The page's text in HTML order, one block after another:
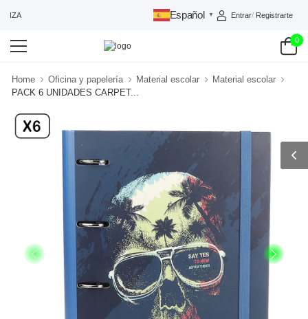
Español ▼ Entrar/ Registrarte
0
Home Oficina y papelería Material escolar
Material escolar
PACK 6 UNIDADES CARPET...